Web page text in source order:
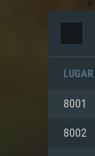
LUGAR
8001
8002